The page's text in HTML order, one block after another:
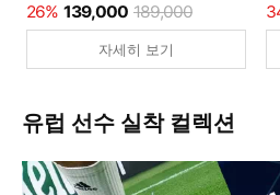
26% 139,000 189,000
자세히 보기
유럽 선수 실착 컬렉션